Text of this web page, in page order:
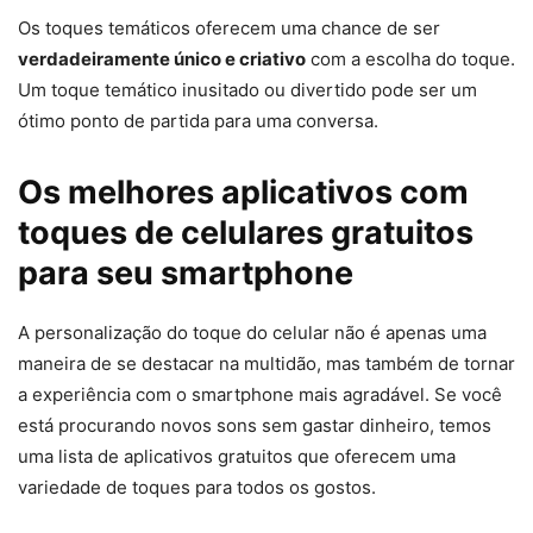
Os toques temáticos oferecem uma chance de ser
verdadeiramente único e criativo com a escolha do toque.
Um toque temático inusitado ou divertido pode ser um
ótimo ponto de partida para uma conversa.
Os melhores aplicativos com
toques de celulares gratuitos
para seu smartphone
A personalização do toque do celular não é apenas uma
maneira de se destacar na multidão, mas também de tornar
a experiência com o smartphone mais agradável. Se você
está procurando novos sons sem gastar dinheiro, temos
uma lista de aplicativos gratuitos que oferecem uma
variedade de toques para todos os gostos.